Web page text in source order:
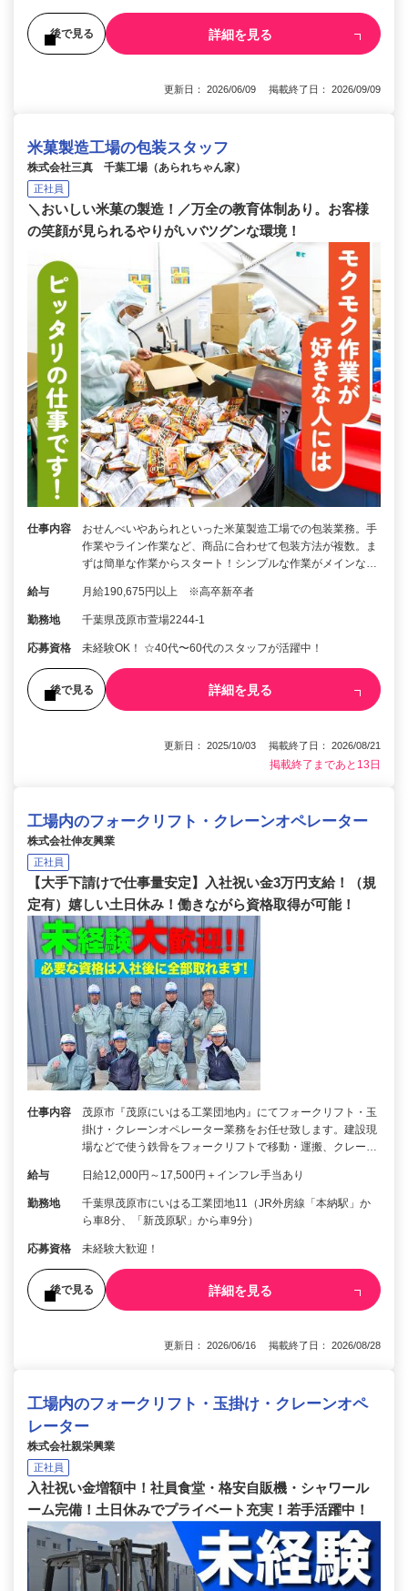
後で見る 詳細を見る
更新日： 2026/06/09 掲載終了日： 2026/09/09
米菓製造工場の包装スタッフ
株式会社三真 千葉工場（あられちゃん家）
正社員
＼おいしい米菓の製造！／万全の教育体制あり。お客様
の笑顔が見られるやりがいバツグンな環境！
仕事内容
おせんべいやあられといった米菓製造工場での包装業務。手
作業やライン作業など、商品に合わせて包装方法が複数。ま
ずは簡単な作業からスタート！シンプルな作業がメインな…
給与 月給190,675円以上 ※高卒新卒者
勤務地 千葉県茂原市萱場2244-1
応募資格 未経験OK！ ☆40代〜60代のスタッフが活躍中！
後で見る 詳細を見る
更新日： 2025/10/03 掲載終了日： 2026/08/21
掲載終了まであと13日
工場内のフォークリフト・クレーンオペレーター
株式会社伸友興業
正社員
【大手下請けで仕事量安定】入社祝い金3万円支給！（規
定有）嬉しい土日休み！働きながら資格取得が可能！
仕事内容
茂原市『茂原にいはる工業団地内』にてフォークリフト・玉
掛け・クレーンオペレーター業務をお任せ致します。建設現
場などで使う鉄骨をフォークリフトで移動・運搬、クレー…
給与 日給12,000円～17,500円＋インフレ手当あり
勤務地
千葉県茂原市にいはる工業団地11（JR外房線「本納駅」か
ら車8分、「新茂原駅」から車9分）
応募資格 未経験大歓迎！
後で見る 詳細を見る
更新日： 2026/06/16 掲載終了日： 2026/08/28
工場内のフォークリフト・玉掛け・クレーンオペ
レーター
株式会社親栄興業
正社員
入社祝い金増額中！社員食堂・格安自販機・シャワール
ーム完備！土日休みでプライベート充実！若手活躍中！